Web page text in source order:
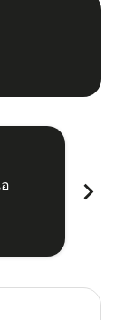
chevron_right